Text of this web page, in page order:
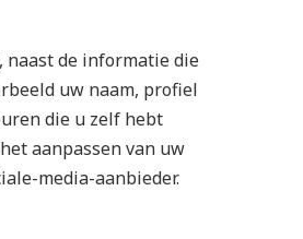
naast de informatie die
uw naam, profiel
die u zelf hebt
aanpassen van uw
media-aanbieder.